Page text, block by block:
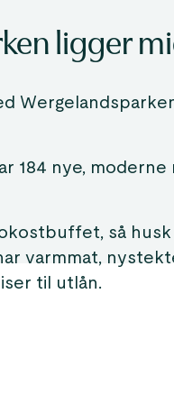
ligger
184 nye,
så
varmmat,
til utlån.